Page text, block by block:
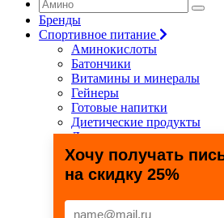
Бренды
Спортивное питание
Аминокислоты
Батончики
Витамины и минералы
Гейнеры
Готовые напитки
Диетические продукты
Для связок и суставов
Жиросжигатели
Здоровье и долголетие
Креатин
Специальные препараты
Хочу получать
на скидку 25%